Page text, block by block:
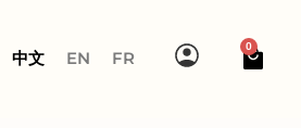
中文 EN FR
0